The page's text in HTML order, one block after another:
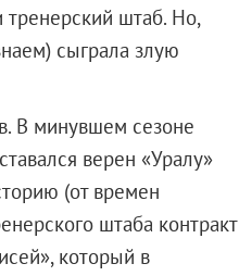
штаб. Но,
сыграла злую
В минувшем сезоне
верен «Уралу»
(от времен
штаба контракт
который в